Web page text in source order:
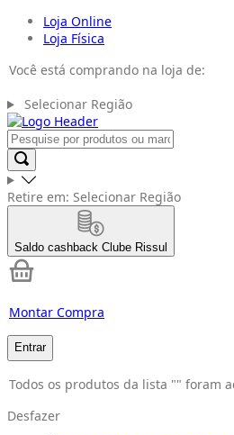
Loja Online
Loja Física
Você está comprando na loja de:
Selecionar Região
Retire em: Selecionar Região
Saldo cashback Clube Rissul
Montar Compra
Entrar
Todos os produtos da lista "" foram
Desfazer